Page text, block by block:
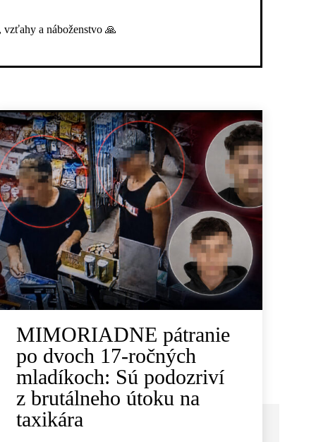
vzťahy a náboženstvo 🙏
MIMORIADNE pátranie
po dvoch 17-ročných
mladíkoch: Sú podozriví
z brutálneho útoku na
taxikára